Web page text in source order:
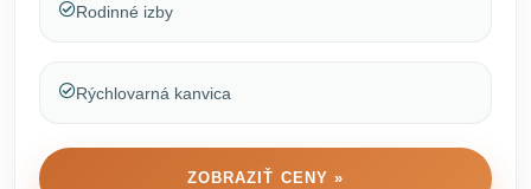
Rodinné izby
Rýchlovarná kanvica
ZOBRAZIŤ CENY »